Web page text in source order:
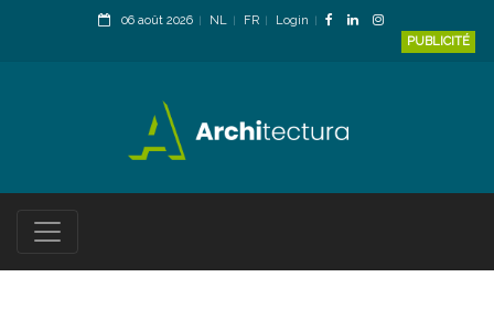
06 août 2026 NL FR
Login
PUBLICITÉ